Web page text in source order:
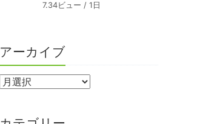
7.34ビュー / 1日
アーカイブ